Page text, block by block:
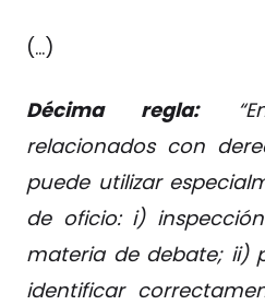
(…)
Décima regla:
relacionados con
puede utilizar
de oficio: i)
materia de debate; ii)
identificar